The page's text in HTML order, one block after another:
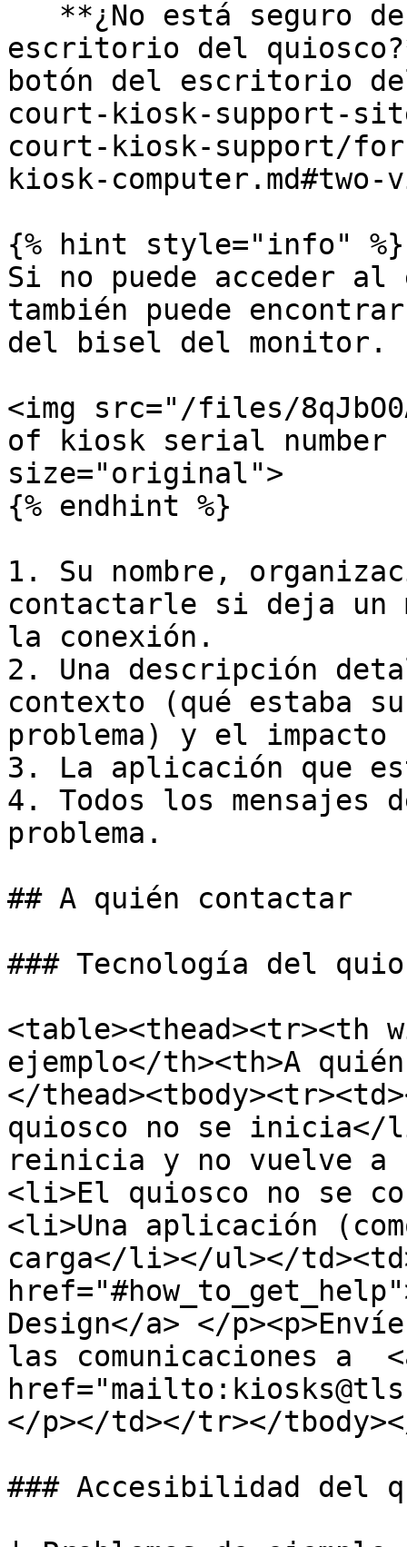
escritorio del
botón del escritorio
court-kiosk-support-
court-kiosk-support/
kiosk-computer.md#two-
{% hint style="info" %}
Si no puede acceder
también puede
del bisel del monitor.
<img src="/files/
of kiosk serial number
size="original">
{% endhint %}
1. Su nombre,
contactarle si deja un
la conexión.
2. Una descripción
contexto (qué estaba
problema) y el
3. La aplicación que
4. Todos los mensajes
problema.
## A quién contactar
### Tecnología del
<table><thead><tr><th
ejemplo</th><th>A
</
quiosco no se inicia</
reinicia y no vuelve a
<li>El quiosco no se
<li>Una aplicación
carga</li></ul></
Design</a> </
las comunicaciones a
</p></td></tr></
### Accesibilidad del